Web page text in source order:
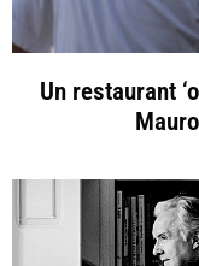
Un restaurant